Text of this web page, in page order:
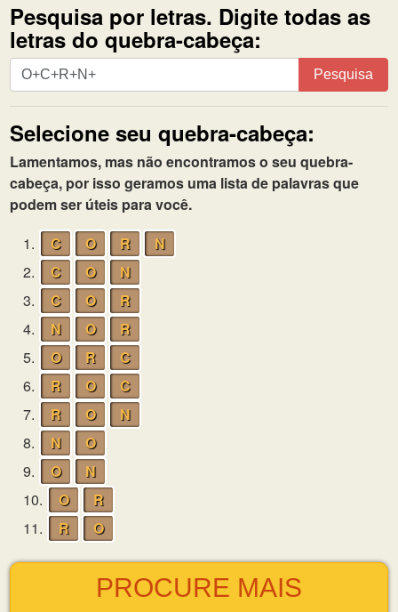
Pesquisa por letras. Digite todas as
letras do quebra-cabeça:
Pesquisa
por
letras.
Digite
todas
as
letras
do
quebra-
cabeça:
Pesquisa
Selecione seu quebra-cabeça:
Lamentamos, mas não encontramos o seu quebra-
cabeça, por isso geramos uma lista de palavras que
podem ser úteis para você.
1.
C O R
N
2.
C O
N
3.
C O
R
4.
N O
R
5.
O R
C
6.
R O
C
7.
R O
N
8.
N
O
9.
O
N
10.
O
R
11.
R O
PROCURE MAIS